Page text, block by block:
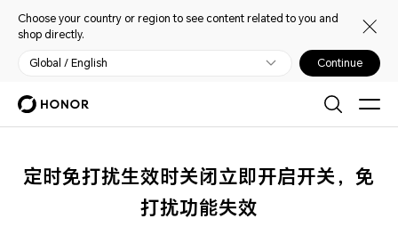
Choose your country or region to see content related to you and
shop directly.
Global / English Continue
定时免打扰生效时关闭立即开启开关，免
打扰功能失效